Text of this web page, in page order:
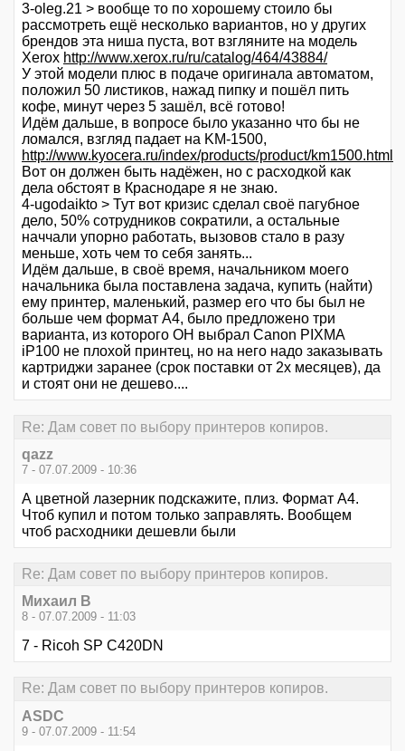
3-oleg.21 > вообще то по хорошему стоило бы
рассмотреть ещё несколько вариантов, но у других
брендов эта ниша пуста, вот взгляните на модель
Xerox http://www.xerox.ru/ru/catalog/464/43884/
У этой модели плюс в подаче оригинала автоматом,
положил 50 листиков, нажад пипку и пошёл пить
кофе, минут через 5 зашёл, всё готово!
Идём дальше, в вопросе было указанно что бы не
ломался, взгляд падает на KM-1500,
http://www.kyocera.ru/index/products/product/km1500.html
Вот он должен быть надёжен, но с расходкой как
дела обстоят в Краснодаре я не знаю.
4-ugodaikto > Тут вот кризис сделал своё пагубное
дело, 50% сотрудников сократили, а остальные
наччали упорно работать, вызовов стало в разу
меньше, хоть чем то себя занять...
Идём дальше, в своё время, начальником моего
начальника была поставлена задача, купить (найти)
ему принтер, маленький, размер его что бы был не
больше чем формат А4, было предложено три
варианта, из которого ОН выбрал Canon PIXMA
iP100 не плохой принтец, но на него надо заказывать
картриджи заранее (срок поставки от 2х месяцев), да
и стоят они не дешево....
Re: Дам совет по выбору принтеров копиров.
qazz
7 - 07.07.2009 - 10:36
А цветной лазерник подскажите, плиз. Формат А4.
Чтоб купил и потом только заправлять. Вообщем
чтоб расходники дешевли были
Re: Дам совет по выбору принтеров копиров.
Михаил В
8 - 07.07.2009 - 11:03
7 - Ricoh SP C420DN
Re: Дам совет по выбору принтеров копиров.
ASDC
9 - 07.07.2009 - 11:54